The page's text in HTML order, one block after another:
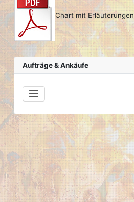
Chart mit Erläuterungen
Aufträge & Ankäufe